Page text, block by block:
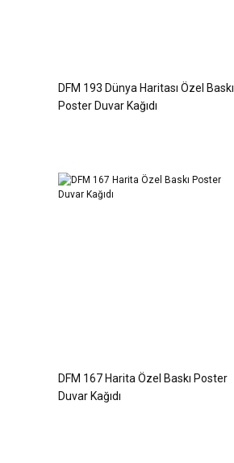
DFM 193 Dünya Haritası Özel Baskı
Poster Duvar Kağıdı
DFM 167 Harita Özel Baskı Poster
Duvar Kağıdı